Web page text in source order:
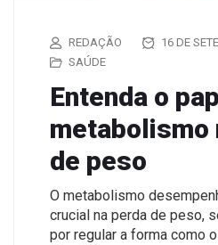
REDAÇÃO
16 DE
SAÚDE
Entenda o
metabolismo
de peso
O metabolismo
crucial na perda de peso,
por regular a forma como